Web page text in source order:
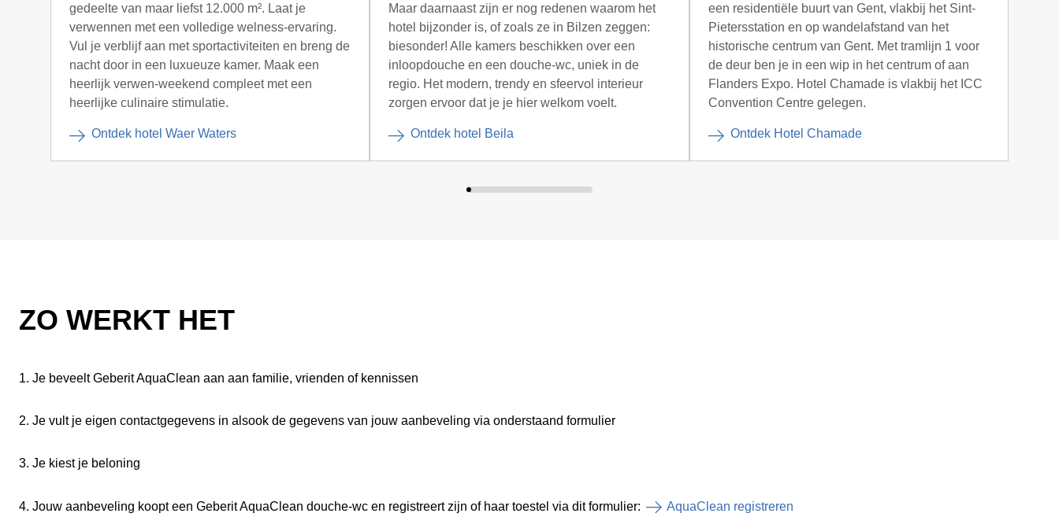
gedeelte van maar liefst 12.000 m². Laat je
verwennen met een volledige welness-ervaring.
Vul je verblijf aan met sportactiviteiten en breng de
nacht door in een luxueuze kamer. Maak een
heerlijk verwen-weekend compleet met een
heerlijke culinaire stimulatie.
Ontdek hotel Waer Waters
Maar daarnaast zijn er nog redenen waarom het
hotel bijzonder is, of zoals ze in Bilzen zeggen:
biesonder! Alle kamers beschikken over een
inloopdouche en een douche-wc, uniek in de
regio. Het modern, trendy en sfeervol interieur
zorgen ervoor dat je je hier welkom voelt.
Ontdek hotel Beila
een residentiële buurt van Gent, vlakbij het Sint-
Pietersstation en op wandelafstand van het
historische centrum van Gent. Met tramlijn 1 voor
de deur ben je in een wip in het centrum of aan
Flanders Expo. Hotel Chamade is vlakbij het ICC
Convention Centre gelegen.
Ontdek Hotel Chamade
ZO WERKT HET
1. Je beveelt Geberit AquaClean aan aan familie, vrienden of kennissen
2. Je vult je eigen contactgegevens in alsook de gegevens van jouw aanbeveling via onderstaand formulier
3. Je kiest je beloning
4. Jouw aanbeveling koopt een Geberit AquaClean douche-wc en registreert zijn of haar toestel via dit formulier: AquaClean registreren